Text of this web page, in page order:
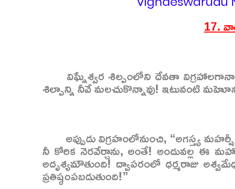
17.
విఘ్నేశ్వర శిల్పంలోని దేవతా
శిల్పాన్ని నీవే మలచుకొన్నావు! ఇటువంటి
అప్పుడు విగ్రహంలోనుంచి, “అగస్త్య
నీ కోరిక నెరవేర్చాను, అంతే! అందువల్ల ఈ
అదృశ్యమౌతుంది! ద్వాపరంలో ధర్మరాజు
ప్రతిష్ఠంపబడుతుంది!”